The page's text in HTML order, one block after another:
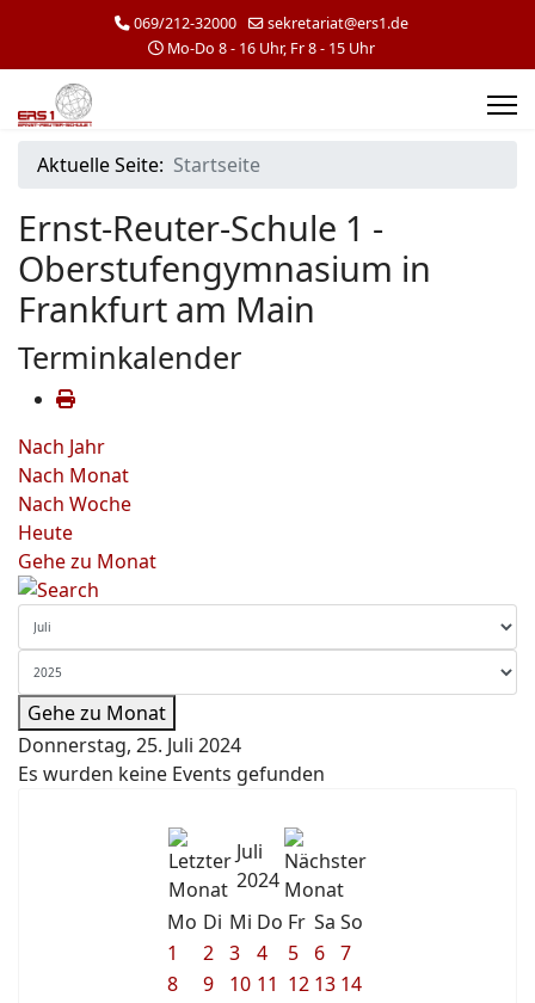
069/212-32000
sekretariat@ers1.de
Mo-Do 8 - 16 Uhr, Fr 8 - 15 Uhr
Aktuelle Seite: Startseite
Ernst-Reuter-Schule 1 -
Oberstufengymnasium in
Frankfurt am Main
Terminkalender
Nach Jahr
Nach Monat
Nach Woche
Heute
Gehe zu Monat
Gehe zu Monat
Donnerstag, 25. Juli 2024
Es wurden keine Events gefunden
Juli
2024
Mo Di Mi Do Fr Sa So
1
2 3 4 5 6 7
8
9 10 11 12 13 14